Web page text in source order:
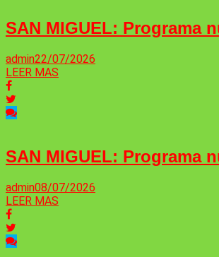
SAN MIGUEL: Programa
admin22/07/2026
LEER MAS
SAN MIGUEL: Programa
admin08/07/2026
LEER MAS